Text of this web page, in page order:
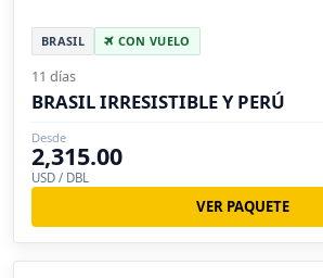
BRASIL CON VUELO
11 días
BRASIL IRRESISTIBLE Y PERÚ
Desde
2,315.00
USD / DBL
VER PAQUETE